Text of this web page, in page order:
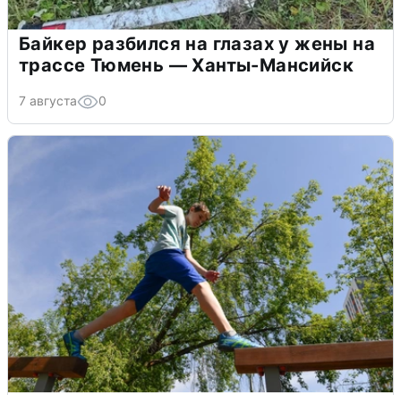
Байкер разбился на глазах у жены на
трассе Тюмень — Ханты-Мансийск
7 августа 0